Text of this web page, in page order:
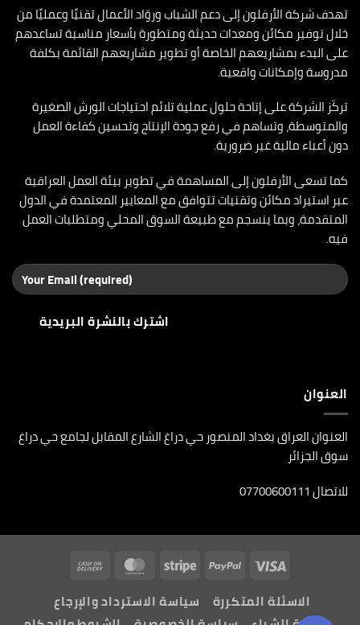
تهدف شركة الأرفلون إلى دعم الشباب وروّاد الأعمال تقنيًا وعمليًا من
خلال توفير مكائن ومعدات حديثة ومتطورة بأسعار مناسبة تساعدهم
على البدء بمشاريعهم الخاصة أو تطوير مشاريعهم القائمة بكلفة
مدروسة وإمكانات واقعية.
تركّز الشركة على إتاحة حلول عملية تلائم احتياجات الورش الصغيرة
والمتوسطة، وتساهم في رفع جودة الإنتاج وتحسين كفاءة العمل
دون أعباء مالية غير ضرورية.
كما تسعى الأرفلون إلى المساهمة في تطوير بيئة العمل العراقية
عبر استيراد مكائن وتقنيات تتوافق مع المعايير المعتمدة في الدول
المتقدمة، وبما ينسجم مع طبيعة السوق المحلي ومتطلبات العمل
فيه.
العنوان
العنوان العراق بغداد المنصور حي دراغ الشارع المقابل لجامع حي دراغ
سوق الجزائر
للاتصال 07700600111
Visa
PayPal
Stripe
MasterCard
Delivery
الاسئلة المتكررة
سياسة الاسترداد والإرجاع